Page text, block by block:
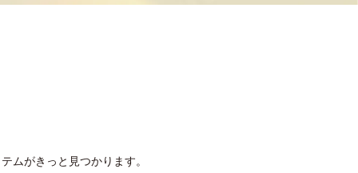
ムがきっと見つかります。